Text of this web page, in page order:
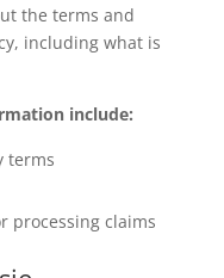
the terms and
including what is
include:
terms
processing claims